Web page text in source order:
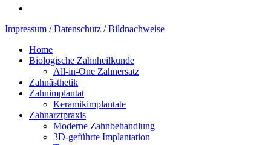
Impressum /Datenschutz /Bildnachweise
Home
Biologische Zahnheilkunde
All-in-One Zahnersatz
Zahnästhetik
Zahnimplantat
Keramikimplantate
Zahnarztpraxis
Moderne Zahnbehandlung
3D-geführte Implantation